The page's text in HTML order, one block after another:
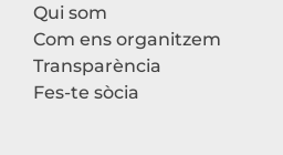
Qui som
Com ens organitzem
Transparència
Fes-te sòcia